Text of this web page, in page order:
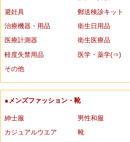
避妊具
郵送検診キット
治療機器・用品
衛生日用品
医療計測器
衛生医療品
軽度失禁用品
医学・薬学(⇒)
その他
●メンズファッション・靴
紳士服
男性和服
カジュアルウエア
靴